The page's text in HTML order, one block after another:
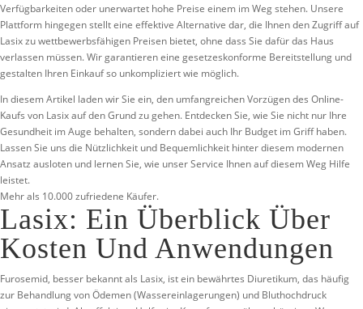
Verfügbarkeiten oder unerwartet hohe Preise einem im Weg stehen. Unsere
Plattform hingegen stellt eine effektive Alternative dar, die Ihnen den Zugriff auf
Lasix zu wettbewerbsfähigen Preisen bietet, ohne dass Sie dafür das Haus
verlassen müssen. Wir garantieren eine gesetzeskonforme Bereitstellung und
gestalten Ihren Einkauf so unkompliziert wie möglich.
In diesem Artikel laden wir Sie ein, den umfangreichen Vorzügen des Online-
Kaufs von Lasix auf den Grund zu gehen. Entdecken Sie, wie Sie nicht nur Ihre
Gesundheit im Auge behalten, sondern dabei auch Ihr Budget im Griff haben.
Lassen Sie uns die Nützlichkeit und Bequemlichkeit hinter diesem modernen
Ansatz ausloten und lernen Sie, wie unser Service Ihnen auf diesem Weg Hilfe
leistet.
Mehr als 10.000 zufriedene Käufer.
Lasix: Ein Überblick Über
Kosten Und Anwendungen
Furosemid, besser bekannt als Lasix, ist ein bewährtes Diuretikum, das häufig
zur Behandlung von Ödemen (Wassereinlagerungen) und Bluthochdruck